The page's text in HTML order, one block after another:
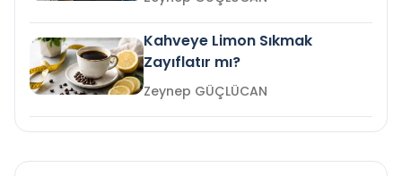
Kahveye Limon Sıkmak
Zayıflatır mı?
Zeynep GÜÇLÜCAN